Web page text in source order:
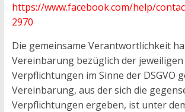
https://www.facebook.com/help/
2970
Die gemeinsame Verantwortlichkeit
Vereinbarung bezüglich der jeweiligen
Verpflichtungen im Sinne der DSGVO
Vereinbarung, aus der sich die
Verpflichtungen ergeben, ist unter